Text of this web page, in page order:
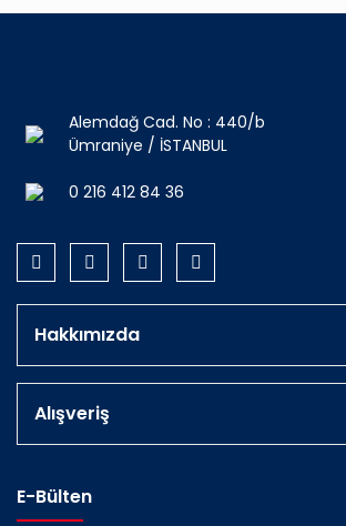
Alemdağ Cad. No : 440/b
Ümraniye / İSTANBUL
0 216 412 84 36
Hakkımızda
Alışveriş
E-Bülten